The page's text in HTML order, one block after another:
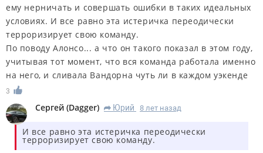
ему нерничать и совершать ошибки в таких идеальных
условиях. И все равно эта истеричка переодически
терроризирует свою команду.
По поводу Алонсо... а что он такого показал в этом году,
учитывая тот момент, что вся команда работала именно
на него, и сливала Вандорна чуть ли в каждом уэкенде
3
Сергей (Dagger) R Юрий 8 лет назад
И все равно эта истеричка переодически
терроризирует свою команду.